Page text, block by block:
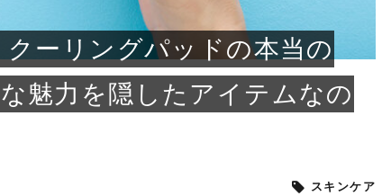
ーリングパッドの本当の
魅力を隠したアイテムなの
スキンケア